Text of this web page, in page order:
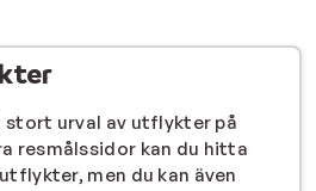
stort urval av utflykter på
resmålssidor kan du hitta
men du kan även